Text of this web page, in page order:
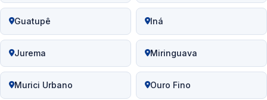
Guatupê Iná
Jurema Miringuava
Murici Urbano Ouro Fino